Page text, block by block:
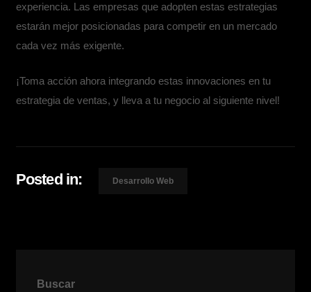
experiencia. Las empresas que adopten estas estrategias
estarán mejor posicionadas para competir en un mercado
cada vez más exigente.
¡Toma acción ahora integrando estas innovaciones en tu
estrategia de ventas, y lleva a tu negocio al siguiente nivel!
Posted in: Desarrollo Web
Buscar